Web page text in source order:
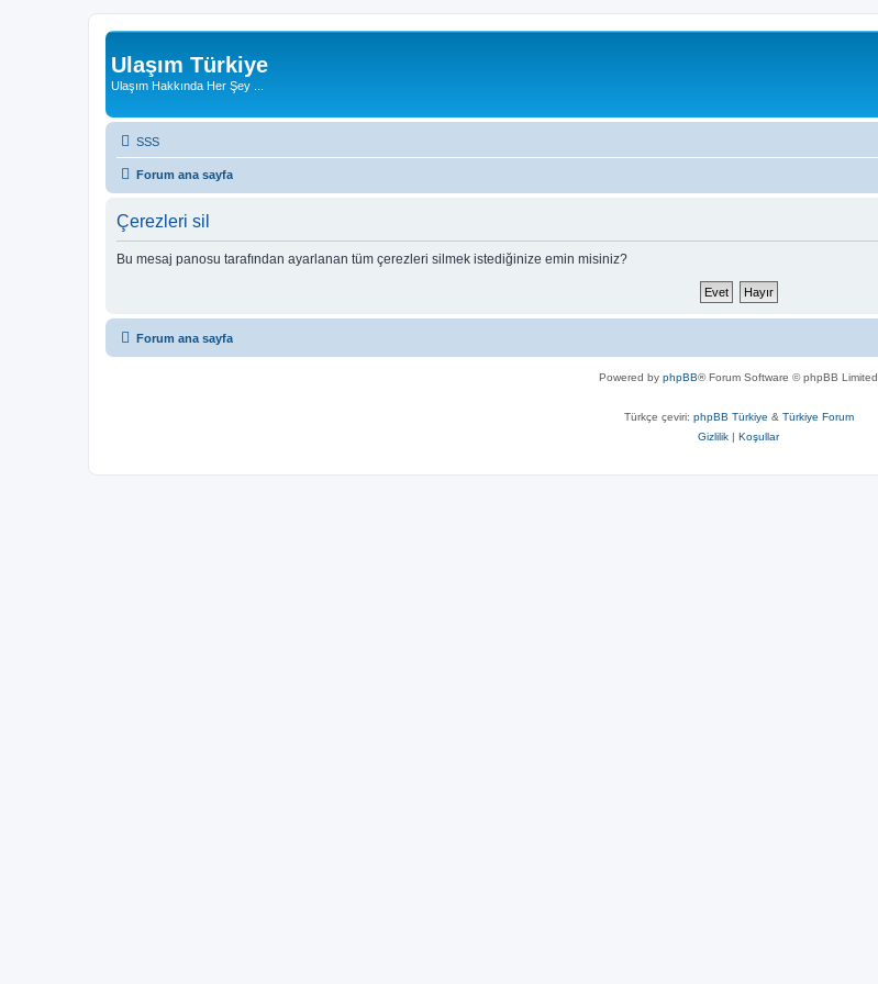
Ulaşım Türkiye
Ulaşım Hakkında Her Şey ...
SSS
Forum ana sayfa
Çerezleri sil
Bu mesaj panosu tarafından ayarlanan tüm çerezleri silmek istediğinize emin misiniz?
Forum ana sayfa
Powered by phpBB® Forum Software © phpBB Limited
Türkçe çeviri: phpBB Türkiye & Türkiye Forum
Gizlilik | Koşullar